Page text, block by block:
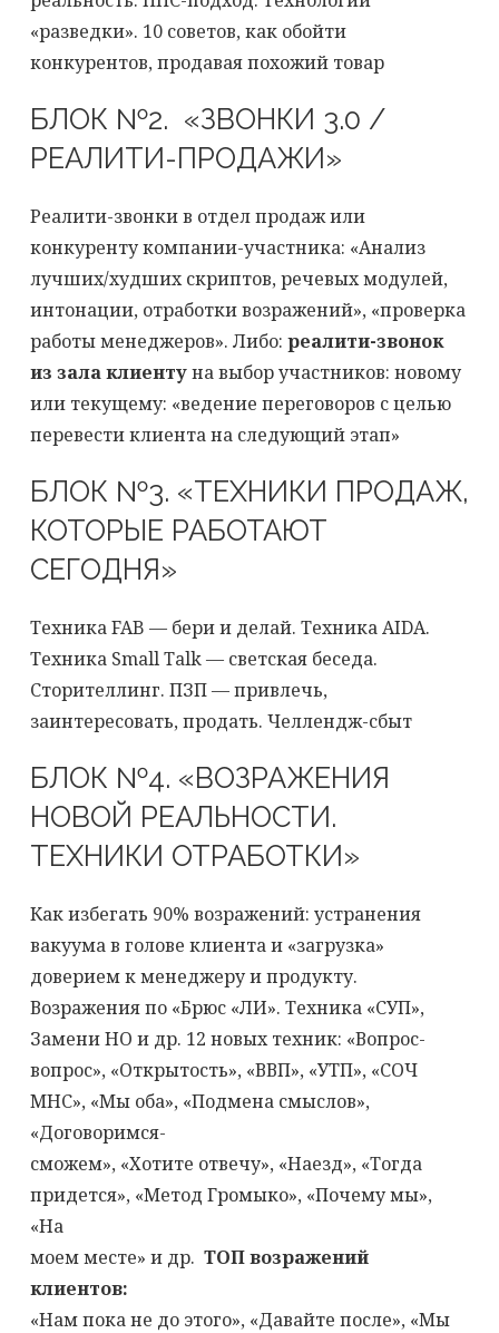
«разведки». 10 советов, как обойти
конкурентов, продавая похожий товар
БЛОК №2. «ЗВОНКИ 3.0 /
РЕАЛИТИ-ПРОДАЖИ»
Реалити-звонки в отдел продаж или
конкуренту компании-участника: «Анализ
лучших/худших скриптов, речевых модулей,
интонации, отработки возражений», «проверка
работы менеджеров». Либо: реалити-звонок
из зала клиентуна выбор участников: новому
или текущему: «ведение переговоров с целью
перевести клиента на следующий этап»
БЛОК №3. «ТЕХНИКИ ПРОДАЖ,
КОТОРЫЕ РАБОТАЮТ
СЕГОДНЯ»
Техника FAB — бери и делай. Техника AIDA.
Техника Small Talk — светская беседа.
Сторителлинг. ПЗП — привлечь,
заинтересовать, продать. Челлендж-сбыт
БЛОК №4. «ВОЗРАЖЕНИЯ
НОВОЙ РЕАЛЬНОСТИ.
ТЕХНИКИ ОТРАБОТКИ»
Как избегать 90% возражений: устранения
вакуума в голове клиента и «загрузка»
доверием к менеджеру и продукту.
Возражения по «Брюс «ЛИ». Техника «СУП»,
Замени НО и др. 12 новых техник: «Вопрос-
вопрос», «Открытость», «ВВП», «УТП», «СОЧ
МНС», «Мы оба», «Подмена смыслов»,
«Договоримся-
сможем», «Хотите отвечу», «Наезд», «Тогда
придется», «Метод Громыко», «Почему мы»,
«На
моем месте» и др. ТОП возражений
клиентов:
«Нам пока не до этого», «Давайте после», «Мы